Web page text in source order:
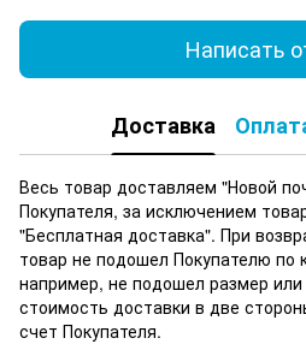
Написать
Доставка
Весь товар доставляем "Новой
Покупателя, за исключением
"Бесплатная доставка". При
товар не подошел Покупателю по
например, не подошел размер
стоимость доставки в две
счет Покупателя.